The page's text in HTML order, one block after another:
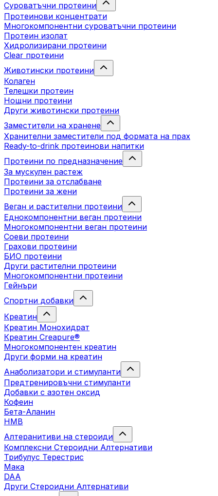
Суроватъчни протеини
Протеинови концентрати
Многокомпонентни суроватъчни протеини
Протеин изолат
Хидролизирани протеини
Clear протеини
Животински протеини
Колаген
Телешки протеин
Нощни протеини
Други животински протеини
Заместители на хранене
Хранителни заместители под формата на прах
Ready-to-drink протеинови напитки
Протеини по предназначение
За мускулен растеж
Протеини за отслабване
Протеини за жени
Веган и растителни протеини
Еднокомпонентни веган протеини
Многокомпонентни веган протеини
Соеви протеини
Грахови протеини
БИО протеини
Други растителни протеини
Многокомпонентни протеини
Гейнъри
Спортни добавки
Креатин
Креатин Монохидрат
Креатин Creapure®
Многокомпонентен креатин
Други форми на креатин
Анаболизатори и стимуланти
Предтренировъчни стимуланти
Добавки с азотен оксид
Кофеин
Бета-Аланин
HMB
Алтеранитиви на стероиди
Комплексни Стероидни Алтернативи
Трибулус Терестрис
Maка
DAA
Други Стероидни Алтернативи